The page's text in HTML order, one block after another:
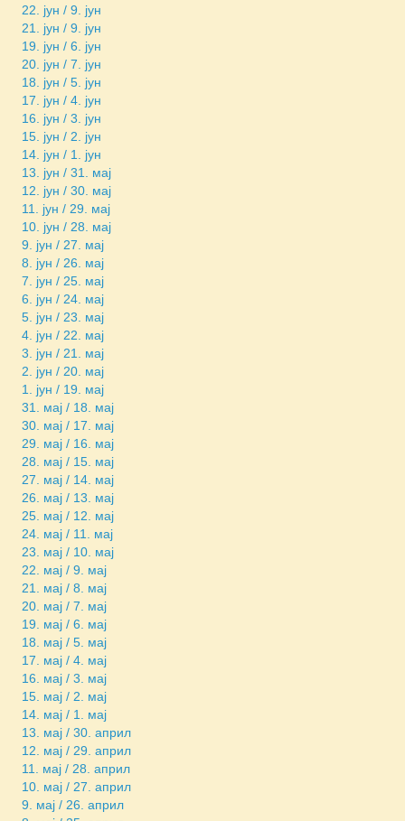
22. јун / 9. јун
21. јун / 9. јун
19. јун / 6. јун
20. јун / 7. јун
18. јун / 5. јун
17. јун / 4. јун
16. јун / 3. јун
15. јун / 2. јун
14. јун / 1. јун
13. јун / 31. мај
12. јун / 30. мај
11. јун / 29. мај
10. јун / 28. мај
9. јун / 27. мај
8. јун / 26. мај
7. јун / 25. мај
6. јун / 24. мај
5. јун / 23. мај
4. јун / 22. мај
3. јун / 21. мај
2. јун / 20. мај
1. јун / 19. мај
31. мај / 18. мај
30. мај / 17. мај
29. мај / 16. мај
28. мај / 15. мај
27. мај / 14. мај
26. мај / 13. мај
25. мај / 12. мај
24. мај / 11. мај
23. мај / 10. мај
22. мај / 9. мај
21. мај / 8. мај
20. мај / 7. мај
19. мај / 6. мај
18. мај / 5. мај
17. мај / 4. мај
16. мај / 3. мај
15. мај / 2. мај
14. мај / 1. мај
13. мај / 30. април
12. мај / 29. април
11. мај / 28. април
10. мај / 27. април
9. мај / 26. април